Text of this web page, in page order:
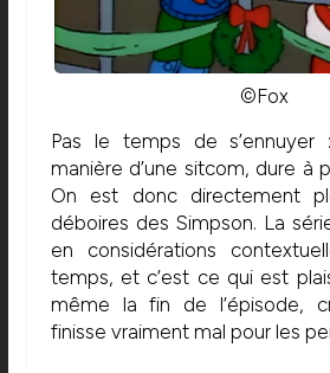
©Fox
Pas le temps de s’ennuyer
manière d’une sitcom, dure à
On est donc directement
déboires des Simpson. La
en considérations
temps, et c’est ce qui est
même la fin de l’épisode,
finisse vraiment mal pour les